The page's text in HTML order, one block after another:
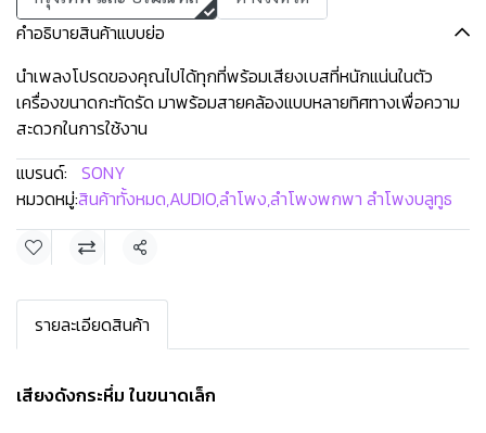
คำอธิบายสินค้าแบบย่อ
นำเพลงโปรดของคุณไปได้ทุกที่พร้อมเสียงเบสที่หนักแน่นในตัว
เครื่องขนาดกะทัดรัด มาพร้อมสายคล้องแบบหลายทิศทางเพื่อความ
สะดวกในการใช้งาน
แบรนด์: SONY
หมวดหมู่:สินค้าทั้งหมด,AUDIO,ลำโพง,ลำโพงพกพา ลำโพงบลูทูธ
แชร์
รายละเอียดสินค้า
เสียงดังกระหึ่ม ในขนาดเล็ก